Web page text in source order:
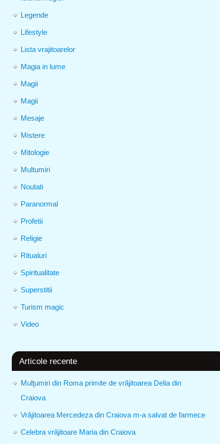
Legende
Lifestyle
Lista vrajitoarelor
Magia in lume
Magii
Magii
Mesaje
Mistere
Mitologie
Multumiri
Noutati
Paranormal
Profetii
Religie
Ritualuri
Spiritualitate
Superstitii
Turism magic
Video
Articole recente
Mulţumiri din Roma primite de vrăjitoarea Delia din
Craiova
Vrăjitoarea Mercedeza din Craiova m-a salvat de farmece
Celebra vrăjitoare Maria din Craiova